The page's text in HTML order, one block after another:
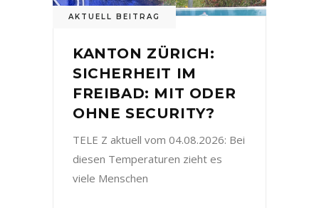
AKTUELL BEITRAG
KANTON ZÜRICH:
SICHERHEIT IM
FREIBAD: MIT ODER
OHNE SECURITY?
TELE Z aktuell vom 04.08.2026: Bei
diesen Temperaturen zieht es
viele Menschen